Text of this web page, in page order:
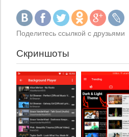
Поделитесь ссылкой с друзьями
Скриншоты